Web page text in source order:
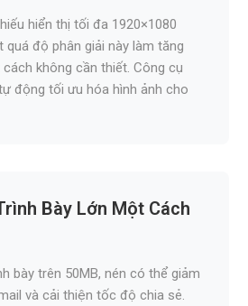
hiển thị tối đa 1920×1080
quá độ phân giải này làm tăng
không cần thiết. Công cụ
động tối ưu hóa hình ảnh cho
Bày Lớn Một Cách
bày trên 50MB, nén có thể giảm
và cải thiện tốc độ chia sẻ.